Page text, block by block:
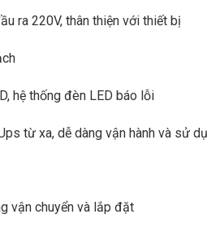
ra 220V, thân thiện với thiết bị
hệ thống đèn LED báo lỗi
từ xa, dễ dàng vận hành và sử
vận chuyển và lắp đặt